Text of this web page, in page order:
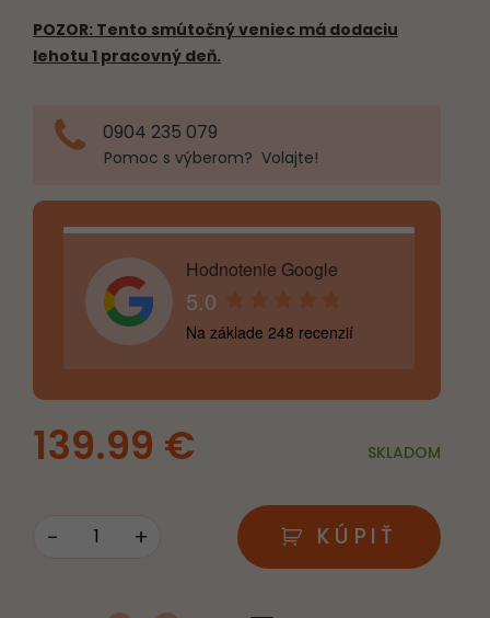
POZOR: Tento smútočný veniec má dodaciu
lehotu 1 pracovný deň.
0904 235 079
Pomoc s výberom? Volajte!
Hodnotenie Google
5.0
Na základe 248 recenzií
139.99 € SKLADOM
- + KÚPIŤ